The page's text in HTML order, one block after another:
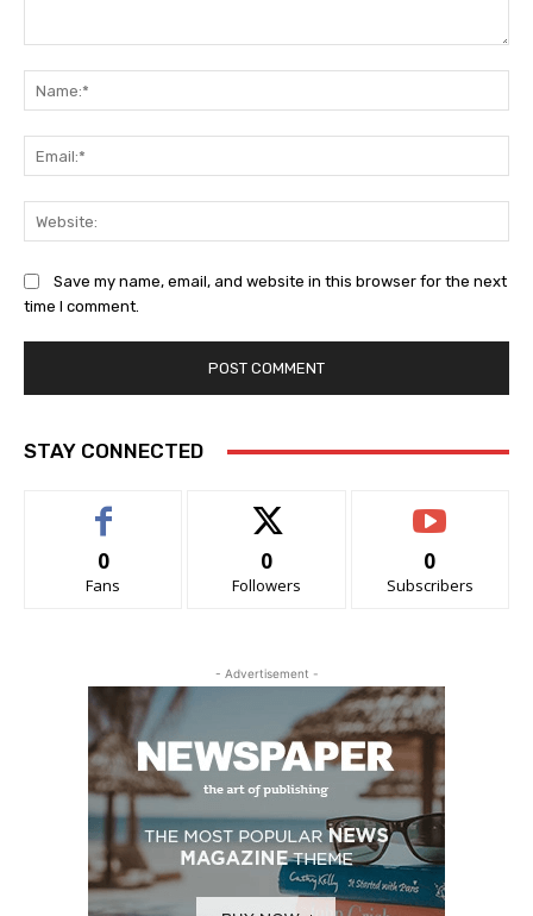
Save my name, email, and website in this browser for the next
time I comment.
STAY CONNECTED
0
Fans
0
Followers
0
Subscribers
- Advertisement -